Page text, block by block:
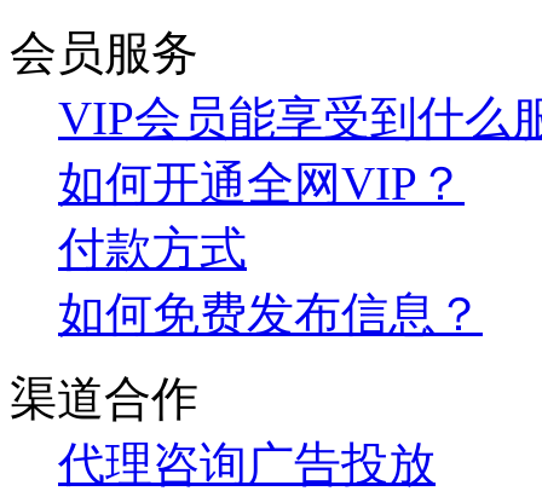
会员服务
VIP会员能享受到什么
如何开通全网VIP？
付款方式
如何免费发布信息？
渠道合作
代理咨询广告投放